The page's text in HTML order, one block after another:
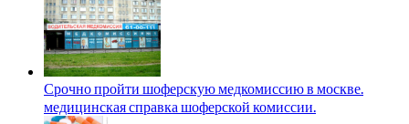
Срочно пройти шоферскую медкомиссию в москве.
медицинская справка шоферской комиссии.